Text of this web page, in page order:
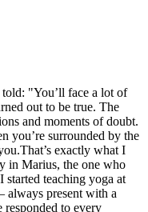
"You’ll face a lot of
out to be true. The
and moments of doubt.
you’re surrounded by the
exactly what I
in Marius, the one who
teaching yoga at
always present with a
to every